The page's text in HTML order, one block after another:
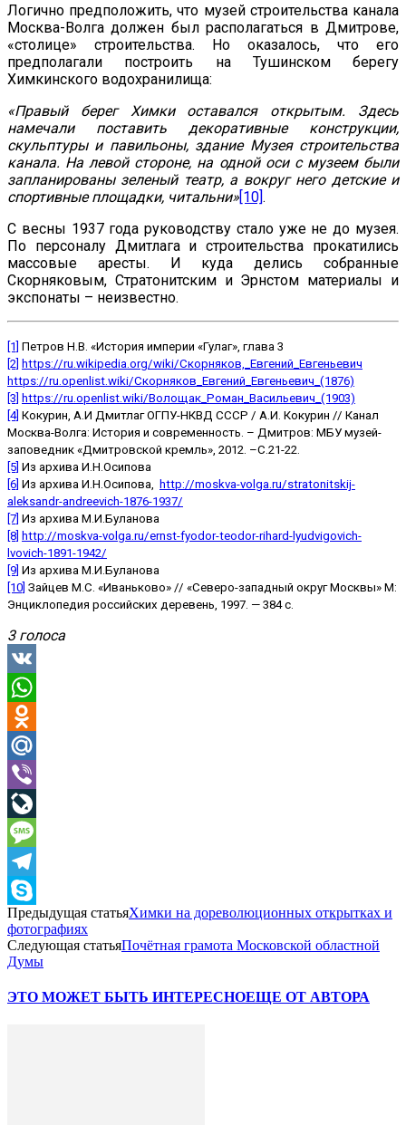
Логично предположить, что музей строительства канала
Москва-Волга должен был располагаться в Дмитрове,
«столице» строительства. Но оказалось, что его
предполагали построить на Тушинском берегу
Химкинского водохранилища:
«Правый берег Химки оставался открытым. Здесь
намеча­ли поставить декоративные конструкции,
скульптуры и пави­льоны, здание Музея строительства
канала. На левой сторо­не, на одной оси с музеем были
запланированы зеленый театр, а вокруг него детские и
спортивные площадки, читальни»[10].
С весны 1937 года руководству стало уже не до музея.
По персоналу Дмитлага и строительства прокатились
массовые аресты. И куда делись собранные
Скорняковым, Стратонитским и Эрнстом материалы и
экспонаты – неизвестно.
[1] Петров Н.В. «История империи «Гулаг», глава 3
[2] https://ru.wikipedia.org/wiki/Скорняков,_Евгений_Евгеньевич
https://ru.openlist.wiki/Скорняков_Евгений_Евгеньевич_(1876)
[3] https://ru.openlist.wiki/Волощак_Роман_Васильевич_(1903)
[4] Кокурин, А.И Дмитлаг ОГПУ-НКВД СССР / А.И. Кокурин // Канал
Москва-Волга: История и современность. – Дмитров: МБУ музей-
заповедник «Дмитровской кремль», 2012. –С.21-22.
[5] Из архива И.Н.Осипова
[6] Из архива И.Н.Осипова,
http://moskva-volga.ru/stratonitskij-
aleksandr-andreevich-1876-1937/
[7] Из архива М.И.Буланова
[8] http://moskva-volga.ru/ernst-fyodor-teodor-rihard-lyudvigovich-
lvovich-1891-1942/
[9] Из архива М.И.Буланова
[10] Зайцев М.С. «Иваньково» // «Северо-западный округ Москвы» М:
Энциклопедия российских деревень, 1997. — 384 с.
3 голоса
VK
WhatsApp
Odnoklassniki
Mail.Ru
Viber
LiveJournal
Message
Telegram
Skype
Предыдущая статьяХимки на дореволюционных открытках и
фотографиях
Следующая статьяПочётная грамота Московской областной
Думы
ЭТО МОЖЕТ БЫТЬ ИНТЕРЕСНОЕЩЕ ОТ АВТОРА